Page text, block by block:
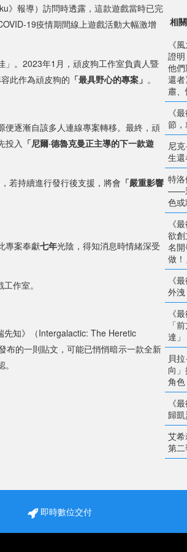
》報導）訪問時透露，這款遊戲當時已完
19疫情期間線上遊戲活動大幅激增
」。2023年1月，頑皮狗工作室負責人暨
此作為頑皮狗的 「最具野心的專案」 。
逐漸自該多人連線專案轉移。最終，頑
投入 「尼爾·德魯克曼正主導的下一款遊
若持續進行發行後支援，將會 「嚴重影響
專案奉獻七年光陰，得知消息時情緒深受
作室。
先知》（Intergalactic: The Heretic
布的一則貼文，可能已悄悄暗示一款全新
相
《
證明
他
還
肅
《
節
尼
生
特洛
——
色
《
欲
名
做！
《
外
《
「
達」
貝
向
角色
《
歸
艾希
第
即時數位交付